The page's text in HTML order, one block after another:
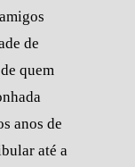
de
quem
anos de
até a